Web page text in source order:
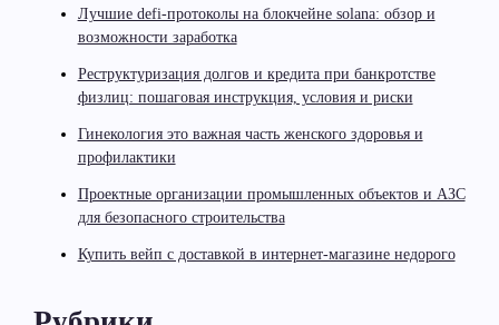
Лучшие defi-протоколы на блокчейне solana: обзор и
возможности заработка
Реструктуризация долгов и кредита при банкротстве
физлиц: пошаговая инструкция, условия и риски
Гинекология это важная часть женского здоровья и
профилактики
Проектные организации промышленных объектов и АЗС
для безопасного строительства
Купить вейп с доставкой в интернет-магазине недорого